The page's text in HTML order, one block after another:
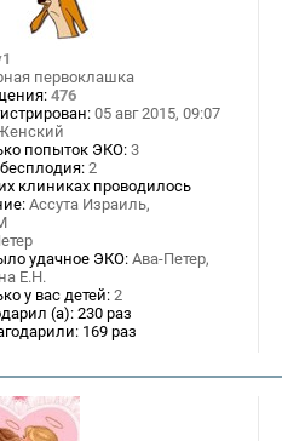
первоклашка
476
05 авг 2015, 09:07
попыток ЭКО: 3
2
клиниках проводилось
Ассута Израиль,
удачное ЭКО: Ава-Петер,
Е.Н.
у вас детей: 2
(а): 230 раз
169 раз